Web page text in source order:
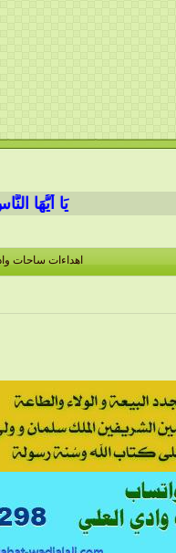
يَا أَيُّهَا
اهداءات ساحات